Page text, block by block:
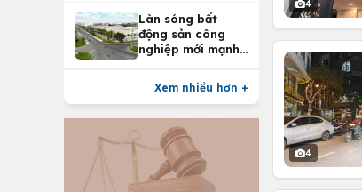
Làn sóng bất
động sản công
nghiệp mới mạnh
Xem nhiều hơn +
4
4